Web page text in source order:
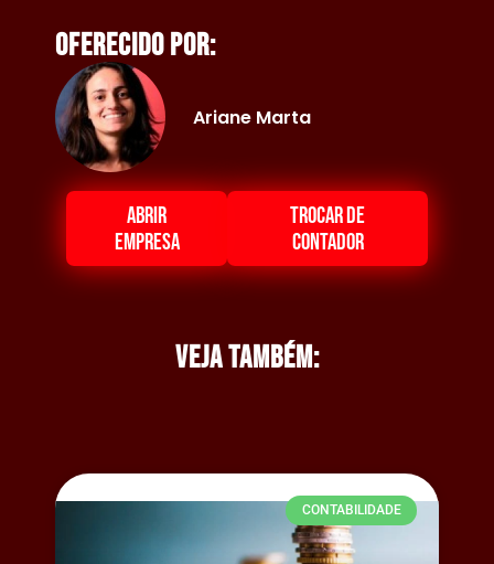
Oferecido por:
Ariane Marta
ABRIR
EMPRESA
TROCAR DE
CONTADOR
Veja também:
CONTABILIDADE